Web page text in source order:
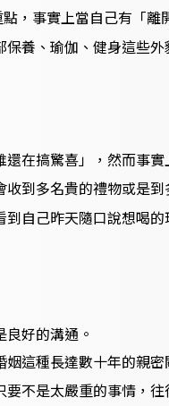
點，事實上當自己有「
養、瑜伽、健身這些
在搞驚喜」，然而事
到多名貴的禮物或是
自己昨天隨口說想喝
好的溝通。
這種長達數十年的親密
不是太嚴重的事情，